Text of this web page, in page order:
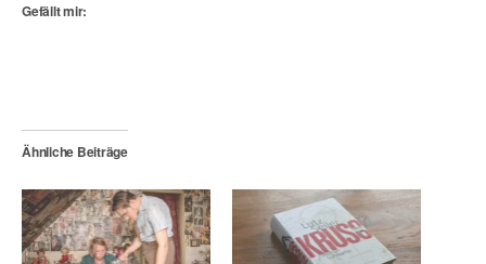
Gefällt mir:
Ähnliche Beiträge